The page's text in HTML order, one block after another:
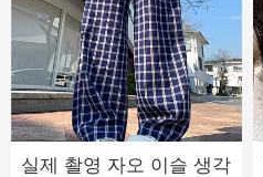
실제 촬영 자오 이슬 생각